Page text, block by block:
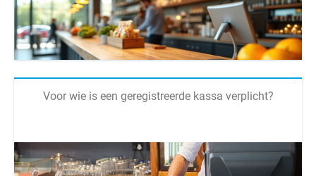
Voor wie is een geregistreerde kassa verplicht?